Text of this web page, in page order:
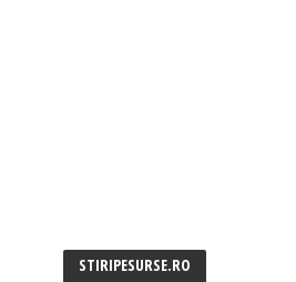
STIRIPESURSE.RO